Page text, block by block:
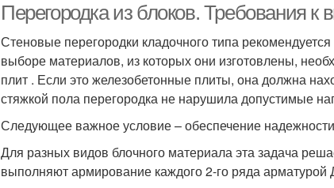
Перегородка из блоков. Требования
Стеновые перегородки кладочного типа
выборе материалов, из которых они изготовлены,
плит . Если это железобетонные плиты, она должна
стяжкой пола перегородка не нарушила допустимые
Следующее важное условие – обеспечение
Для разных видов блочного материала эта задача
выполняют армирование каждого 2-го ряда арматурой